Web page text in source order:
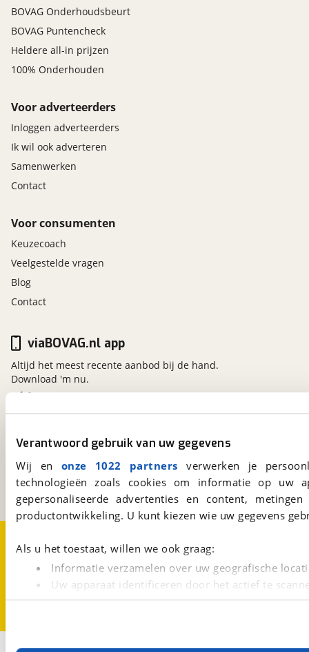
Verantwoord gebruik van uw gegevens
Wij en onze 1022 partners verwerken je
technologieën zoals cookies om informatie op
gepersonaliseerde advertenties en content,
productontwikkeling. U kunt kiezen wie uw gegevens
Als u het toestaat, willen we ook graag:
Informatie verzamelen over uw geografische
Uw apparaat identificeren door het actief te
Lees meer over hoe uw persoonlijke gegevens worden
BOVAG Onderhoudsbeurt
BOVAG Puntencheck
Heldere all-in prijzen
100% Onderhouden
Voor adverteerders
Inloggen adverteerders
Ik wil ook adverteren
Samenwerken
Contact
Voor consumenten
Keuzecoach
Veelgestelde vragen
Blog
Contact
Kosterijland
3981 AJ
Bunnik
Een initiatief van
BOVAG
viaBOVAG.nl app
Altijd het meest recente aanbod bij de hand.
Download 'm nu.
CookievoorkeurenVacatures